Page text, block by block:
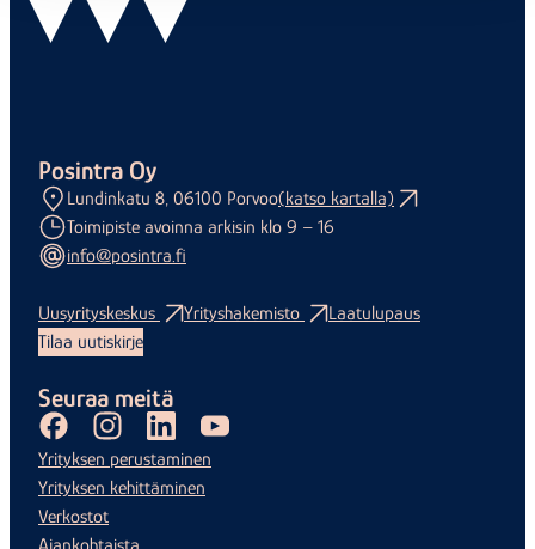
Posintra Oy
Lundinkatu 8, 06100 Porvoo(katso kartalla)
Toimipiste avoinna arkisin klo 9 – 16
info@posintra.fi
Uusyrityskeskus Yrityshakemisto
Laatulupaus
Tilaa uutiskirje
Seuraa meitä
FacebookInstagramLinkedInYoutube
Yrityksen perustaminen
Yrityksen kehittäminen
Verkostot